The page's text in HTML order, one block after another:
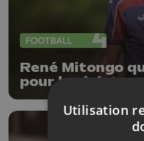
FOOTBALL
René Mitongo
pour le club
Utilisation